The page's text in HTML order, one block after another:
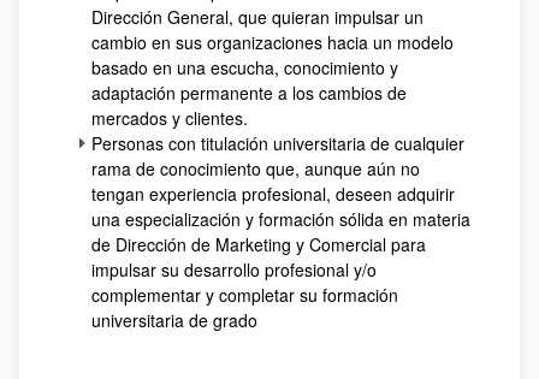
Dirección General, que quieran impulsar un
cambio en sus organizaciones hacia un modelo
basado en una escucha, conocimiento y
adaptación permanente a los cambios de
mercados y clientes.
Personas con titulación universitaria de cualquier
rama de conocimiento que, aunque aún no
tengan experiencia profesional, deseen adquirir
una especialización y formación sólida en materia
de Dirección de Marketing y Comercial para
impulsar su desarrollo profesional y/o
complementar y completar su formación
universitaria de grado